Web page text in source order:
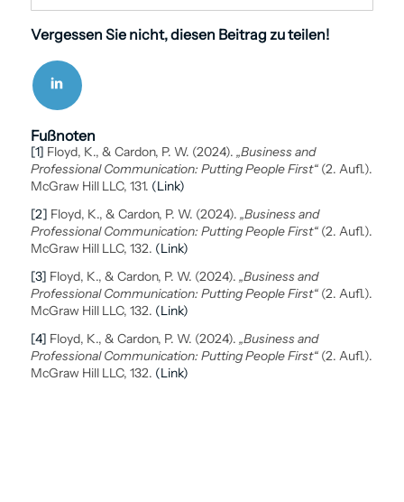
Vergessen Sie nicht, diesen Beitrag zu teilen!
Fußnoten
[1] Floyd, K., & Cardon, P. W. (2024). „Business and
Professional Communication: Putting People First“(2. Aufl.).
McGraw Hill LLC, 131. (Link)
[2] Floyd, K., & Cardon, P. W. (2024). „Business and
Professional Communication: Putting People First“(2. Aufl.).
McGraw Hill LLC, 132. (Link)
[3] Floyd, K., & Cardon, P. W. (2024). „Business and
Professional Communication: Putting People First“(2. Aufl.).
McGraw Hill LLC, 132. (Link)
[4] Floyd, K., & Cardon, P. W. (2024). „Business and
Professional Communication: Putting People First“(2. Aufl.).
McGraw Hill LLC, 132. (Link)